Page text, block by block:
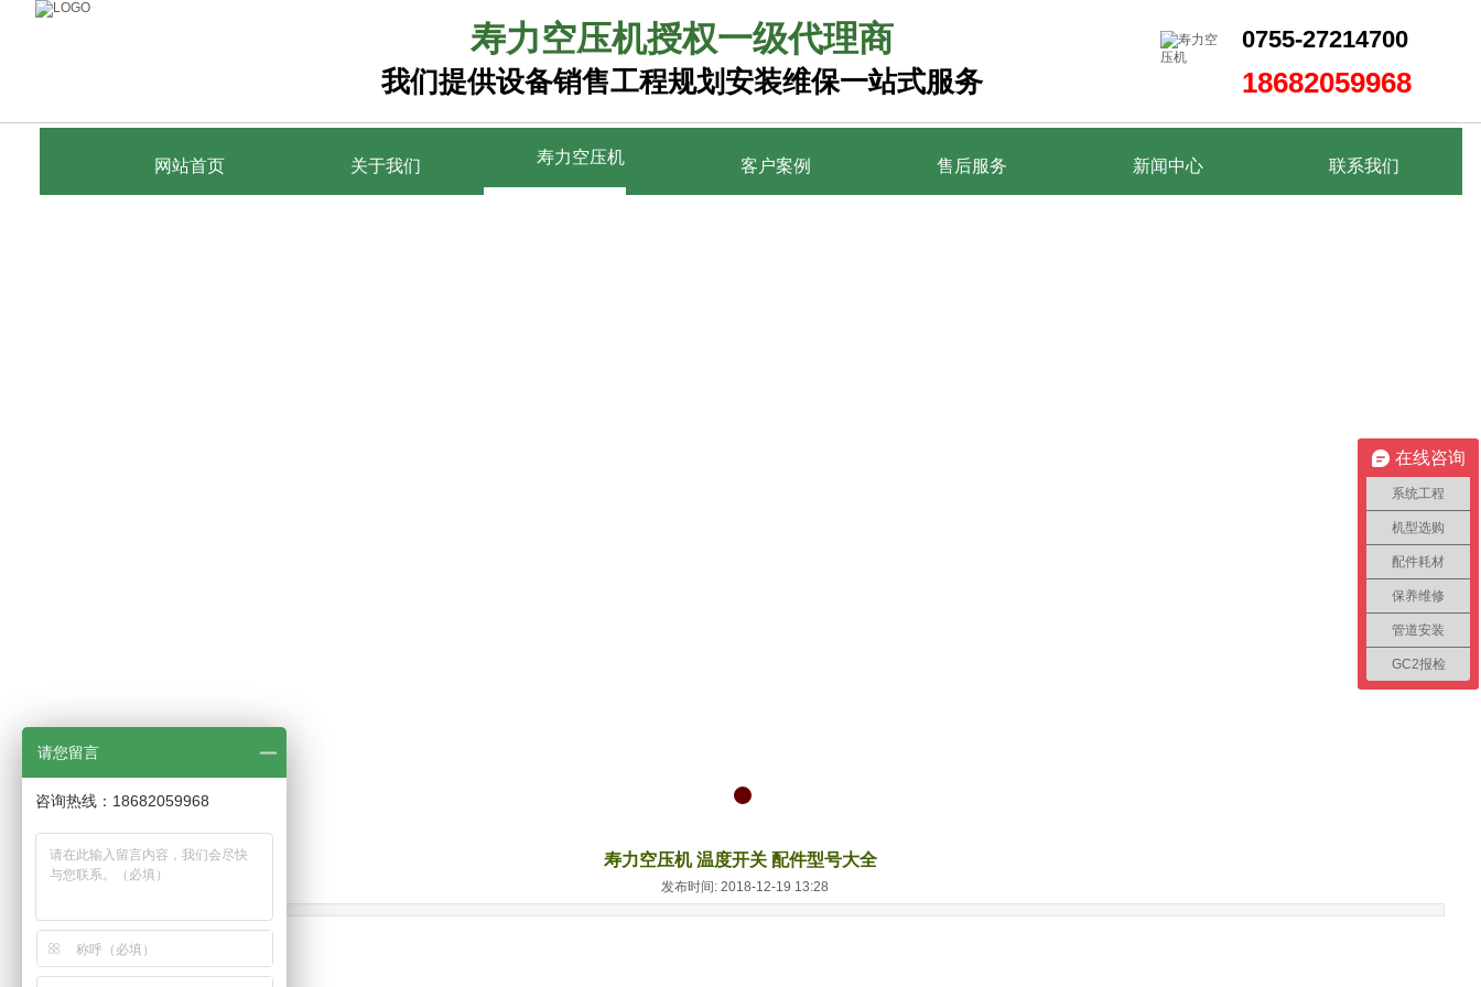
寿力空压机授权一级代理商
我们提供设备销售工程规划安装维保一站式服务
0755-27214700
18682059968
网站首页 关于我们 寿力空压机 客户案例 售后服务 新闻中心 联系我们
网站首页 关于我们 寿力空压机 客户案例 售后服务 新闻中心 联系我们
寿力空压机 温度开关 配件型号大全
发布时间: 2018-12-19 13:28
在线咨询
系统工程
机型选购
配件耗材
保养维修
管道安装
GC2报检
请您留言
咨询热线：18682059968